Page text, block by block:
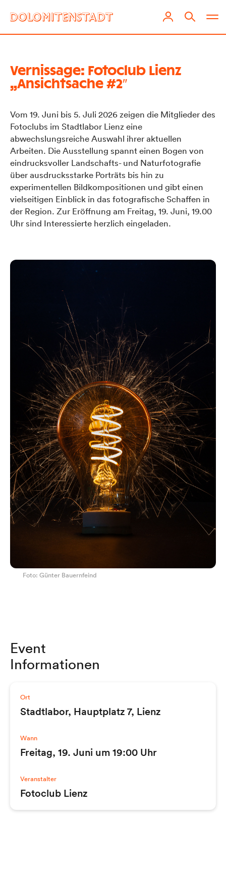
Vernissage: Fotoclub Lienz
„Ansichtsache #2″
Vom 19. Juni bis 5. Juli 2026 zeigen die Mitglieder des
Fotoclubs im Stadtlabor Lienz eine
abwechslungsreiche Auswahl ihrer aktuellen
Arbeiten. Die Ausstellung spannt einen Bogen von
eindrucksvoller Landschafts- und Naturfotografie
über ausdrucksstarke Porträts bis hin zu
experimentellen Bildkompositionen und gibt einen
vielseitigen Einblick in das fotografische Schaffen in
der Region. Zur Eröffnung am Freitag, 19. Juni, 19.00
Uhr sind Interessierte herzlich eingeladen.
Foto: Günter Bauernfeind
Event
Informationen
Ort
Stadtlabor, Hauptplatz 7, Lienz
Wann
Freitag, 19. Juni um 19:00 Uhr
Veranstalter
Fotoclub Lienz